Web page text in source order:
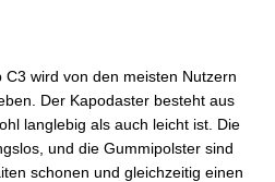
C3 wird von den meisten Nutzern
Der Kapodaster besteht aus
langlebig als auch leicht ist. Die
und die Gummipolster sind
schonen und gleichzeitig einen